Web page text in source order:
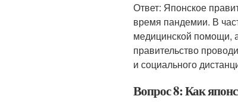
Ответ: Японское
время пандемии. В
медицинской помощи,
правительство
и социального
Вопрос 8: Как